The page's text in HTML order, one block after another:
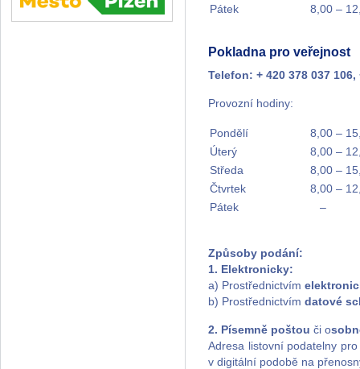
Pátek
8,00 –
Pokladna pro veřejnost
Telefon: + 420 378 037 106,
Provozní hodiny:
Pondělí
8,00 –
Úterý
8,00 –
Středa
8,00 –
Čtvrtek
8,00 –
Pátek
–
Způsoby podání:
1. Elektronicky:
a) Prostřednictvím
b) Prostřednictvím datové
2. Písemně poštou či o
Adresa listovní podatelny
v digitální podobě na